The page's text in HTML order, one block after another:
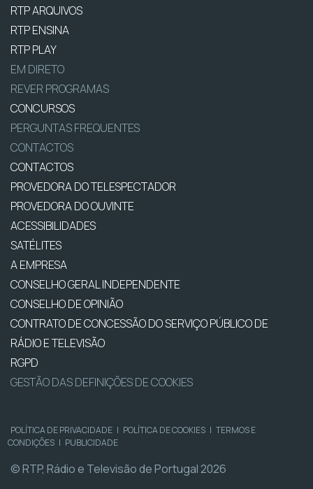
RTP ARQUIVOS
RTP ENSINA
RTP PLAY
EM DIRETO
REVER PROGRAMAS
CONCURSOS
PERGUNTAS FREQUENTES
CONTACTOS
CONTACTOS
PROVEDORA DO TELESPECTADOR
PROVEDORA DO OUVINTE
ACESSIBILIDADES
SATÉLITES
A EMPRESA
CONSELHO GERAL INDEPENDENTE
CONSELHO DE OPINIÃO
CONTRATO DE CONCESSÃO DO SERVIÇO PÚBLICO DE
RÁDIO E TELEVISÃO
RGPD
GESTÃO DAS DEFINIÇÕES DE COOKIES
POLÍTICA DE PRIVACIDADE | POLÍTICA DE COOKIES | TERMOS E
CONDIÇÕES | PUBLICIDADE
© RTP, Rádio e Televisão de Portugal 2026